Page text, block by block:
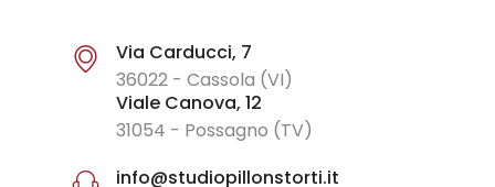
Via Carducci, 7
36022 - Cassola (VI)
Viale Canova, 12
31054 - Possagno (TV)
info@studiopillonstorti.it